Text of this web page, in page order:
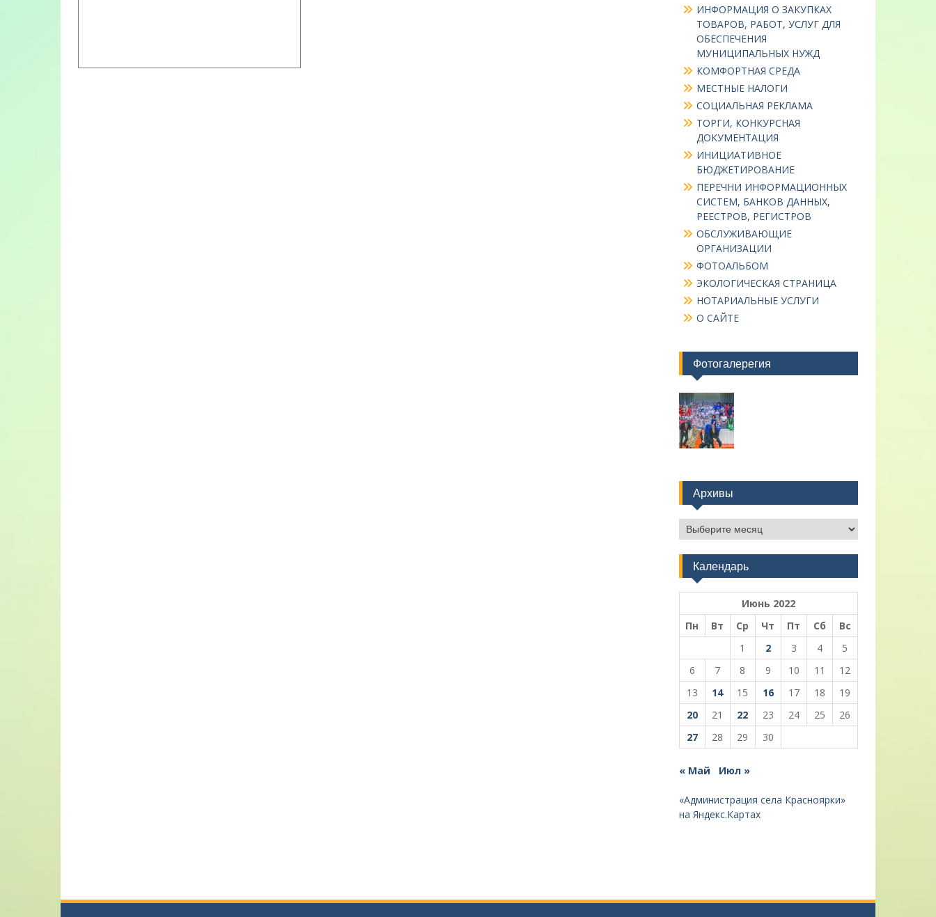
ИНФОРМАЦИЯ О ЗАКУПКАХ
ТОВАРОВ, РАБОТ, УСЛУГ ДЛЯ
ОБЕСПЕЧЕНИЯ
МУНИЦИПАЛЬНЫХ НУЖД
КОМФОРТНАЯ СРЕДА
МЕСТНЫЕ НАЛОГИ
СОЦИАЛЬНАЯ РЕКЛАМА
ТОРГИ, КОНКУРСНАЯ
ДОКУМЕНТАЦИЯ
ИНИЦИАТИВНОЕ
БЮДЖЕТИРОВАНИЕ
ПЕРЕЧНИ ИНФОРМАЦИОННЫХ
СИСТЕМ, БАНКОВ ДАННЫХ,
РЕЕСТРОВ, РЕГИСТРОВ
ОБСЛУЖИВАЮЩИЕ
ОРГАНИЗАЦИИ
ФОТОАЛЬБОМ
ЭКОЛОГИЧЕСКАЯ СТРАНИЦА
НОТАРИАЛЬНЫЕ УСЛУГИ
О САЙТЕ
Фотогалерегия
Архивы
Архивы
Календарь
Июнь 2022
Пн
Вт Ср Чт Пт Сб
Вс
1
2 3 4
5
6
7 8 9 10 11
12
13
14 15 16 17 18
19
20
21 22 23 24 25
26
27
28 29 30
« Май Июл »
«Администрация села Красноярки»
на Яндекс.Картах